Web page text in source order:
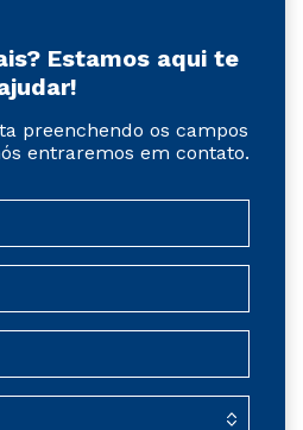
Estamos aqui te
preenchendo os campos
entraremos em contato.